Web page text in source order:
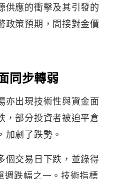
供應的衝擊及其引發的
政策預期，間接對金價
同步轉弱
亦出現技術性與資金面
，部分投資者被迫平倉
加劇了跌勢。
個交易日下跌，並錄得
週跌幅之一。技術指標